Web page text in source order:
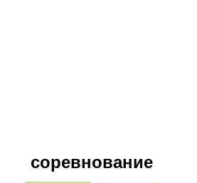
соревнование